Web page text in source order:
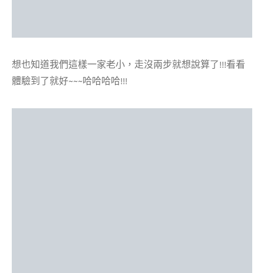
想也知道我們這樣一家老小，走沒兩步就想說算了!!!看看
體驗到了就好~~~哈哈哈哈!!!